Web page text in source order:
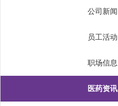
公司新闻
员工活动
职场信息
医药资讯